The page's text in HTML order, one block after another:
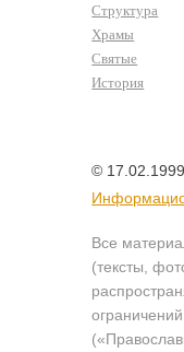
Структура
Храмы
Святые
История
©
Все
(тексты,